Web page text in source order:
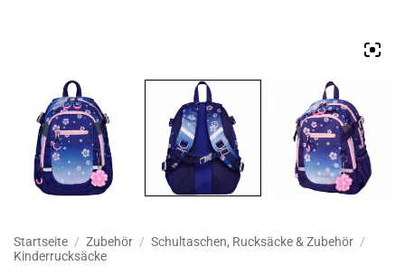
Startseite / Zubehör / Schultaschen, Rucksäcke & Zubehör /
Kinderrucksäcke